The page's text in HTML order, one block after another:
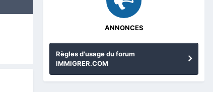
ANNONCES
Règles d'usage du forum
IMMIGRER.COM